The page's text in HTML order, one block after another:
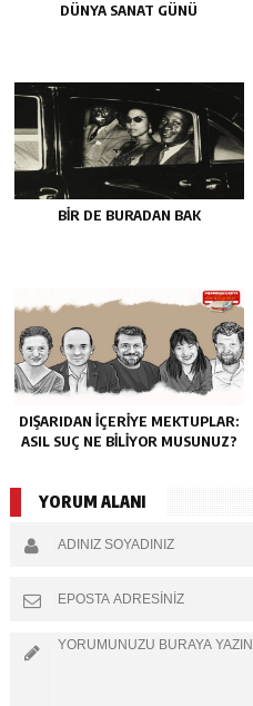
DÜNYA SANAT GÜNÜ
BIR DE BURADAN BAK
DIŞARIDAN IÇERIYE MEKTUPLAR:
ASIL SUÇ NE BILIYOR MUSUNUZ?
YORUM ALANI